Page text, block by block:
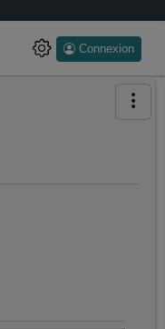
Connexion